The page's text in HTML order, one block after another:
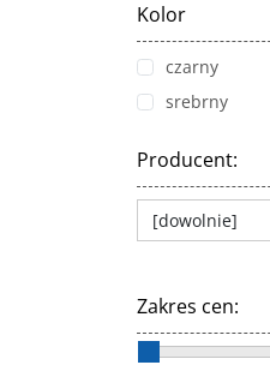
Kolor
czarny
srebrny
Producent:
Zakres cen: